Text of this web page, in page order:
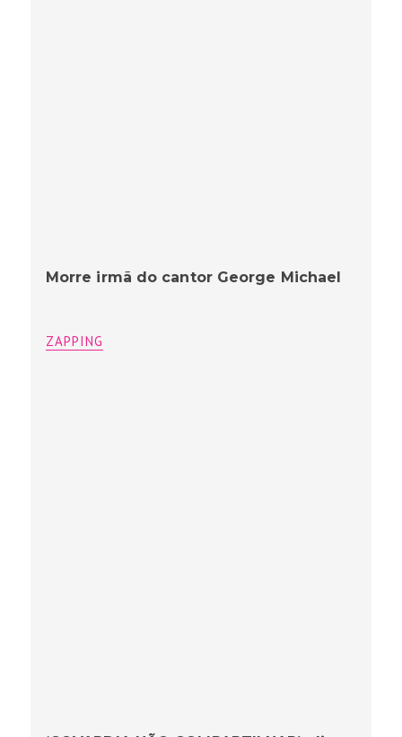
Morre irmã do cantor George Michael
ZAPPING